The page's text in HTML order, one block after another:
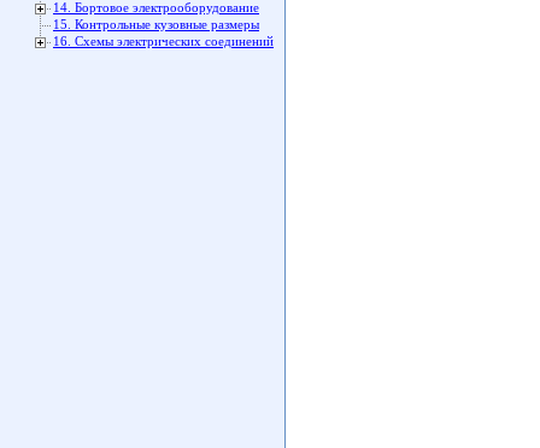
14. Бортовое электрооборудование
15. Контрольные кузовные размеры
16. Схемы электрических соединений